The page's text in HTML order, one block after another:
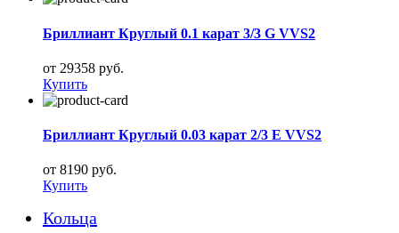
Бриллиант Круглый 0.1 карат 3/3 G VVS2
от 29358 руб.
Купить
Бриллиант Круглый 0.03 карат 2/3 E VVS2
от 8190 руб.
Купить
Кольца